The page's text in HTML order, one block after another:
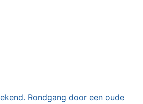
Rondgang door een oude